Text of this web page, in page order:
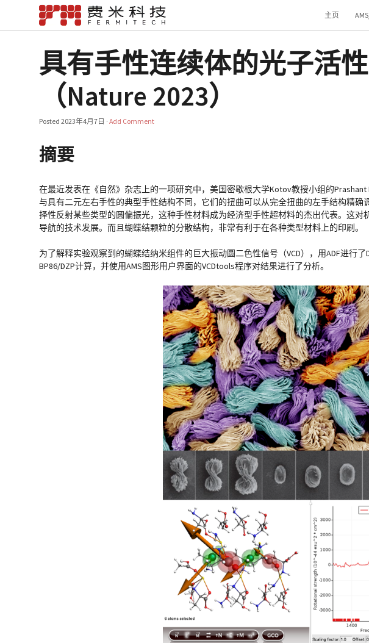
主页
具有手性连续体的光子活
（Nature 2023）
Posted2023年4月7日 ·Add Comment
摘要
在最近发表在《自然》杂志上的一项研究中，美国密歇根大学Kotov教授小组的
与具有二元左右手性的典型手性结构不同，它们的扭曲可以从完全扭曲的左手结构精
择性反射某些类型的圆偏振光，这种手性材料成为经济型手性超材料的杰出代表。这
导航的技术发展。而且蝴蝶结颗粒的分散结构，非常有利于在各种类型材料上的印刷。
为了解释实验观察到的蝴蝶结纳米组件的巨大振动圆二色性信号（VCD），用ADF进行
BP86/DZP计算，并使用AMS图形用户界面的VCDtools程序对结果进行了分析。